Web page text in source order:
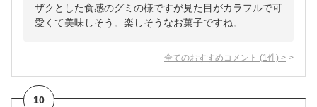
ザクとした食感のグミの様ですが見た目がカラフルで可
愛くて美味しそう。楽しそうなお菓子ですね。
全てのおすすめコメント (1 件) >
10